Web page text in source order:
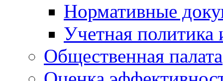
Нормативные
Учетная политика
Общественная палата